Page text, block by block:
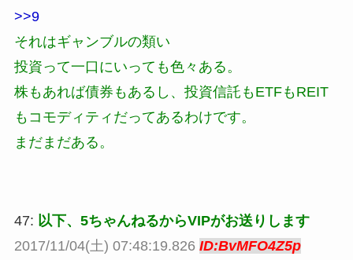
>>9
それはギャンブルの類い
投資って一口にいっても色々ある。
株もあれば債券もあるし、投資信託もETFもREIT
もコモディティだってあるわけです。
まだまだある。
47: 以下、5ちゃんねるからVIPがお送りします
2017/11/04(土) 07:48:19.826 ID:BvMFO4Z5p